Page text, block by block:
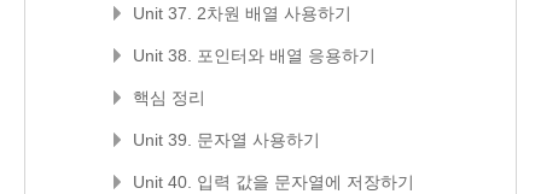
Unit 37. 2차원 배열 사용하기
Unit 38. 포인터와 배열 응용하기
핵심 정리
Unit 39. 문자열 사용하기
Unit 40. 입력 값을 문자열에 저장하기